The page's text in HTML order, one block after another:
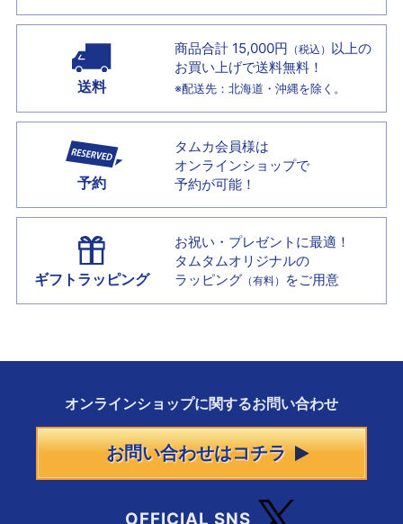
送料
商品合計 15,000円 （税込） 以上の
お買い上げで送料無料！
※配送先：北海道・沖縄を除く。
予約
タムカ会員様は
オンラインショップで
予約が可能！
ギフトラッピング
お祝い・プレゼントに最適！
タムタムオリジナルの
ラッピング （有料） をご用意
オンラインショップに関するお問い合わせ
お問い合わせはコチラ
OFFICIAL SNS